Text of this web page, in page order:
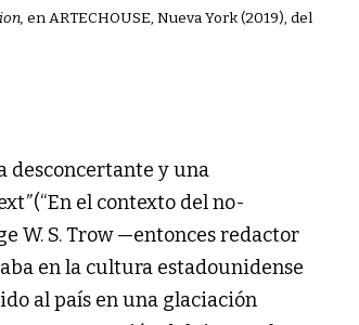
en ARTECHOUSE, Nueva York (2019), del
desconcertante y una
”(“En el contexto del no-
W. S. Trow —entonces redactor
en la cultura estadounidense
al país en una glaciación